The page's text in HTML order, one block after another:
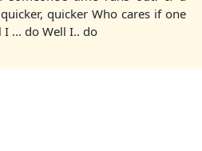
quicker Who cares if one
... do Well I.. do